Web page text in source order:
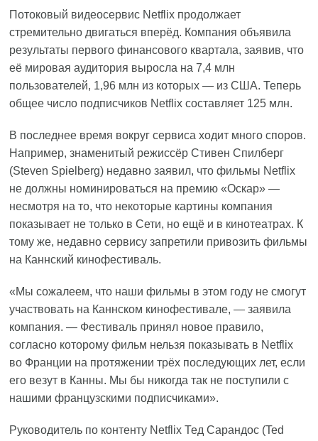
Потоковый видеосервис Netflix продолжает
стремительно двигаться вперёд. Компания объявила
результаты первого финансового квартала, заявив, что
её мировая аудитория выросла на 7,4 млн
пользователей, 1,96 млн из которых — из США. Теперь
общее число подписчиков Netflix составляет 125 млн.
В последнее время вокруг сервиса ходит много споров.
Например, знаменитый режиссёр Стивен Спилберг
(Steven Spielberg) недавно заявил, что фильмы Netflix
не должны номинироваться на премию «Оскар» —
несмотря на то, что некоторые картины компания
показывает не только в Сети, но ещё и в кинотеатрах. К
тому же, недавно сервису запретили привозить фильмы
на Каннский кинофестиваль.
«Мы сожалеем, что наши фильмы в этом году не смогут
участвовать на Каннском кинофестивале, — заявила
компания. — Фестиваль принял новое правило,
согласно которому фильм нельзя показывать в Netflix
во Франции на протяжении трёх последующих лет, если
его везут в Канны. Мы бы никогда так не поступили с
нашими французскими подписчиками».
Руководитель по контенту Netflix Тед Сарандос (Ted